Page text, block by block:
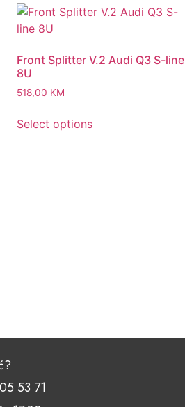
Front Splitter V.2 Audi Q3 S-line
8U
518,00 KM
Select options
53 71